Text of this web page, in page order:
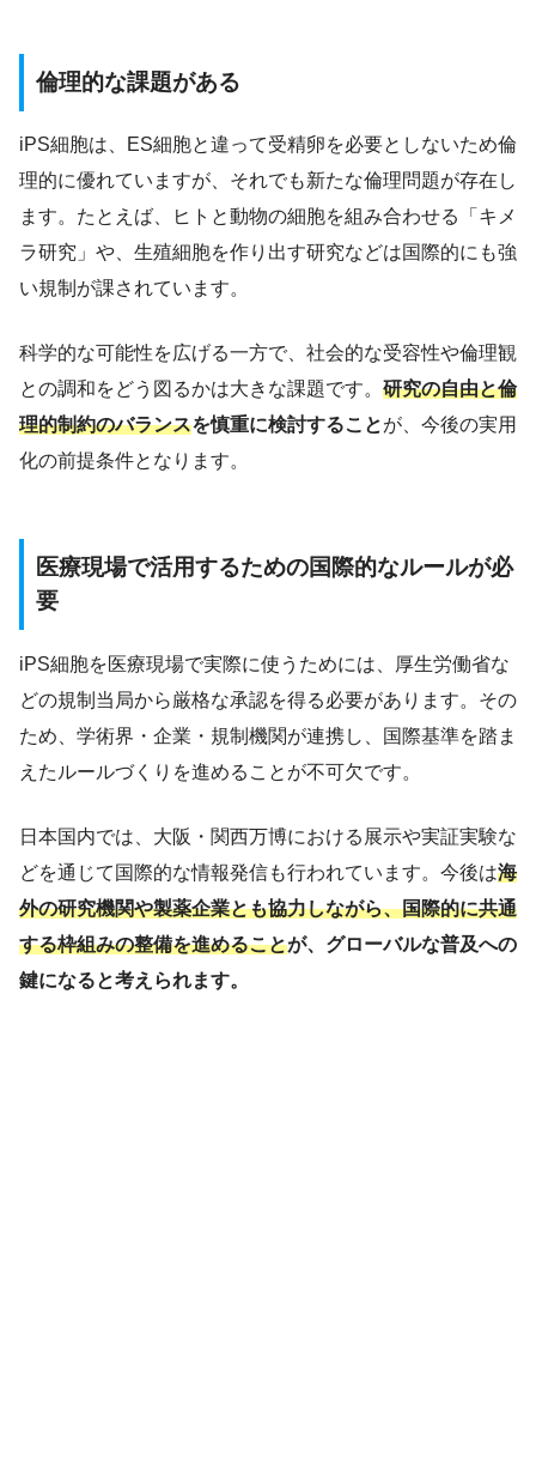
倫理的な課題がある
iPS細胞は、ES細胞と違って受精卵を必要としないため倫
理的に優れていますが、それでも新たな倫理問題が存在し
ます。たとえば、ヒトと動物の細胞を組み合わせる「キメ
ラ研究」や、生殖細胞を作り出す研究などは国際的にも強
い規制が課されています。
科学的な可能性を広げる一方で、社会的な受容性や倫理観
との調和をどう図るかは大きな課題です。 研究の自由と倫
理的制約のバランスを慎重に検討することが、今後の実用
化の前提条件となります。
医療現場で活用するための国際的なルールが必
要
iPS細胞を医療現場で実際に使うためには、厚生労働省な
どの規制当局から厳格な承認を得る必要があります。その
ため、学術界・企業・規制機関が連携し、国際基準を踏ま
えたルールづくりを進めることが不可欠です。
日本国内では、大阪・関西万博における展示や実証実験な
どを通じて国際的な情報発信も行われています。今後は海
外の研究機関や製薬企業とも協力しながら、国際的に共通
する枠組みの整備を進めることが、グローバルな普及への
鍵になると考えられます。